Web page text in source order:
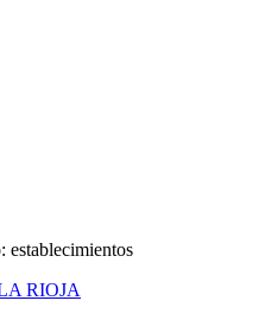
establecimientos
RIOJA